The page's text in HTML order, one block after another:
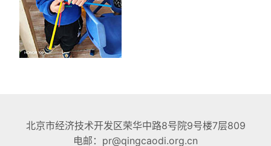
北京市经济技术开发区荣华中路8号院9号楼7层809
电邮：pr@qingcaodi.org.cn